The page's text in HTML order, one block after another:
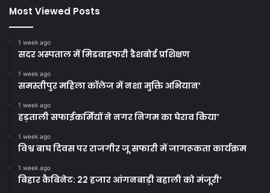
Most Viewed Posts
1 week ago
सदर अस्पताल में मिडवाइफरी डैशबोर्ड प्रशिक्षण
1 week ago
समस्तीपुर महिला कॉलेज में नशा मुक्ति अभियान’
1 week ago
हड़ताली सफाईकर्मियों ने नगर निगम का घेराव किया’
1 week ago
विश्व बाघ दिवस पर राजगीर जू सफारी में जागरूकता कार्यक्रम
1 week ago
बिहार कैबिनेट: 22 हजार आंगनबाड़ी बहाली को मंजूरी’